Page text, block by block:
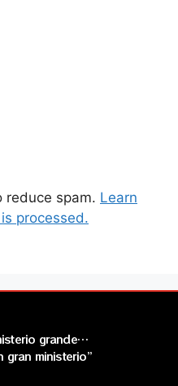
reduce spam. Learn
processed.
grande…
ministerio”